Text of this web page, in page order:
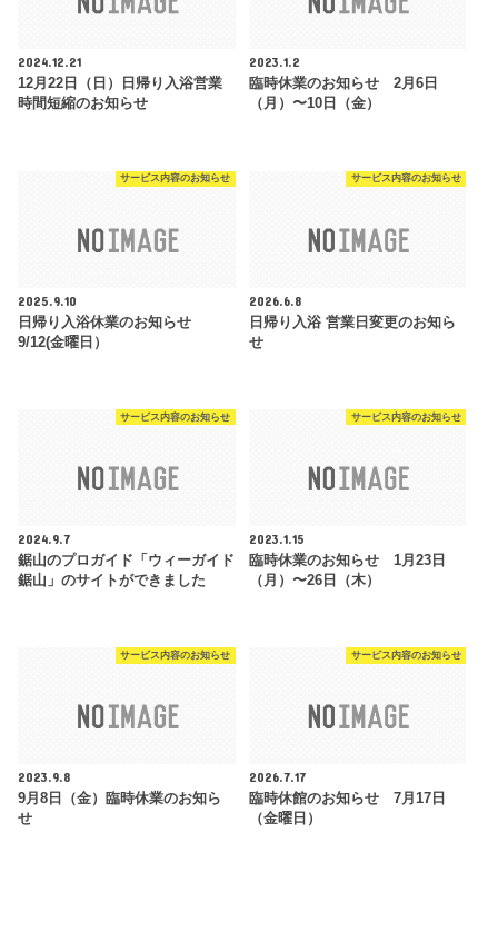
2024.12.21
12月22日（日）日帰り入浴営業
時間短縮のお知らせ
2023.1.2
臨時休業のお知らせ 2月6日
（月）〜10日（金）
サービス内容のお知らせ
2025.9.10
日帰り入浴休業のお知らせ
9/12(金曜日）
サービス内容のお知らせ
2026.6.8
日帰り入浴 営業日変更のお知ら
せ
サービス内容のお知らせ
2024.9.7
鋸山のプロガイド「ウィーガイド
鋸山」のサイトができました
サービス内容のお知らせ
2023.1.15
臨時休業のお知らせ 1月23日
（月）〜26日（木）
サービス内容のお知らせ
2023.9.8
9月8日（金）臨時休業のお知ら
せ
サービス内容のお知らせ
2026.7.17
臨時休館のお知らせ 7月17日
（金曜日）